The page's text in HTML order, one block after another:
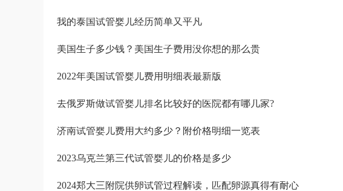
我的泰国试管婴儿经历简单又平凡
美国生子多少钱？美国生子费用没你想的那么贵
2022年美国试管婴儿费用明细表最新版
去俄罗斯做试管婴儿排名比较好的医院都有哪几家?
济南试管婴儿费用大约多少？附价格明细一览表
2023乌克兰第三代试管婴儿的价格是多少
​2024郑大三附院供卵试管过程解读，匹配卵源真得有耐心